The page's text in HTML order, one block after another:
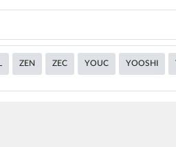
ZEN ZEC YOUC YOOSHI